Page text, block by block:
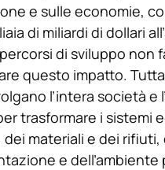
e sulle economie,
di miliardi di dollari
di sviluppo non
questo impatto.
l’intera società e
trasformare i sistemi
materiali e dei rifiuti,
e